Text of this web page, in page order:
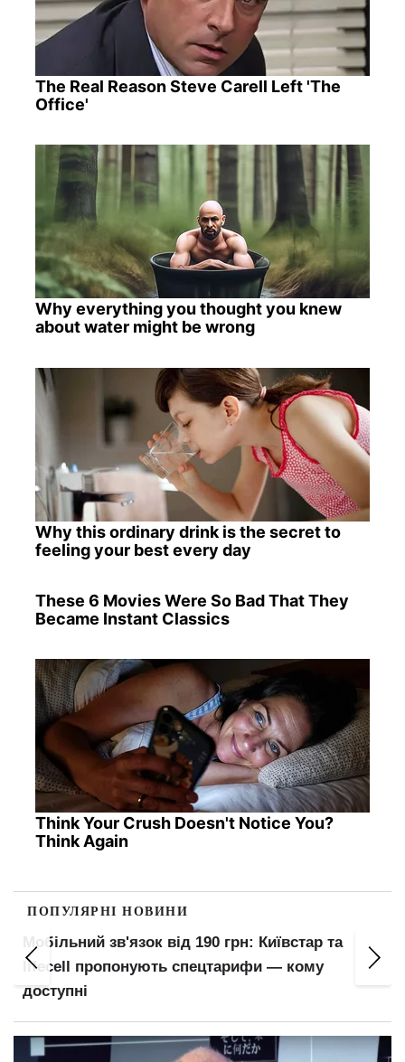
The Real Reason Steve Carell Left 'The
Office'
Why everything you thought you knew
about water might be wrong
Why this ordinary drink is the secret to
feeling your best every day
These 6 Movies Were So Bad That They
Became Instant Classics
Think Your Crush Doesn't Notice You?
Think Again
ПОПУЛЯРНІ НОВИНИ
Мобільний зв'язок від 190 грн: Київстар та
lifecell пропонують спецтарифи — кому
доступні